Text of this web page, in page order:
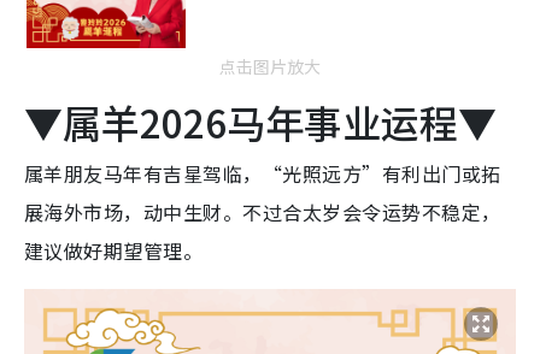
点击图片放大
▼属羊2026马年事业运程▼
属羊朋友马年有吉星驾临，“光照远方”有利出门或拓
展海外市场，动中生财。不过合太岁会令运势不稳定，
建议做好期望管理。